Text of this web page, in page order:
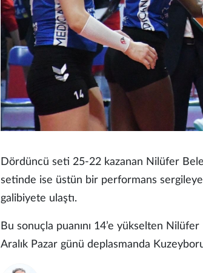
Dördüncü seti 25-22 kazanan Nilüfer
setinde ise üstün bir performans
galibiyete ulaştı.
Bu sonuçla puanını 14’e yükselten
Aralık Pazar günü deplasmanda